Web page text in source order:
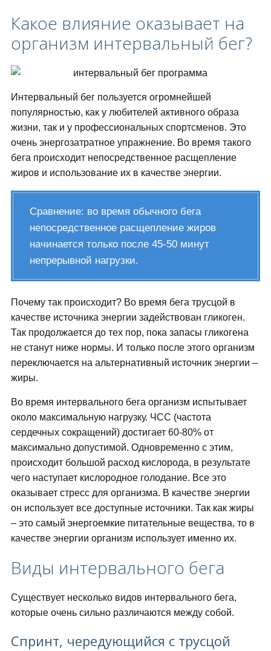
Какое влияние оказывает на
организм интервальный бег?
Интервальный бег пользуется огромнейшей
популярностью, как у любителей активного образа
жизни, так и у профессиональных спортсменов. Это
очень энергозатратное упражнение. Во время такого
бега происходит непосредственное расщепление
жиров и использование их в качестве энергии.
Сравнение: во время обычного бега
непосредственное расщепление жиров
начинается только после 45-50 минут
непрерывной нагрузки.
Почему так происходит? Во время бега трусцой в
качестве источника энергии задействован гликоген.
Так продолжается до тех пор, пока запасы гликогена
не станут ниже нормы. И только после этого организм
переключается на альтернативный источник энергии –
жиры.
Во время интервального бега организм испытывает
около максимальную нагрузку. ЧСС (частота
сердечных сокращений) достигает 60-80% от
максимально допустимой. Одновременно с этим,
происходит большой расход кислорода, в результате
чего наступает кислородное голодание. Все это
оказывает стресс для организма. В качестве энергии
он использует все доступные источники. Так как жиры
– это самый энергоемкие питательные вещества, то в
качестве энергии организм использует именно их.
Виды интервального бега
Существует несколько видов интервального бега,
которые очень сильно различаются между собой.
Спринт, чередующийся с трусцой